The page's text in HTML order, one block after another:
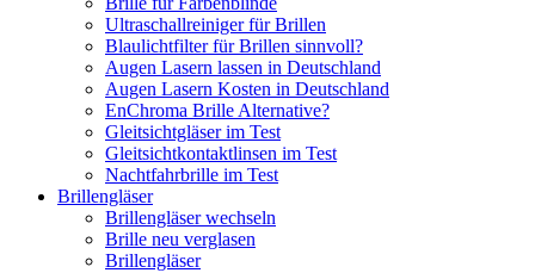
Ultraschallreiniger für Brillen
Blaulichtfilter für Brillen sinnvoll?
Augen Lasern lassen in Deutschland
Augen Lasern Kosten in Deutschland
EnChroma Brille Alternative?
Gleitsichtgläser im Test
Gleitsichtkontaktlinsen im Test
Nachtfahrbrille im Test
Brillengläser
Brillengläser wechseln
Brille neu verglasen
Brillengläser